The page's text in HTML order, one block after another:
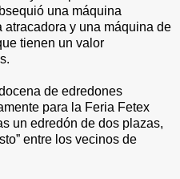
una máquina
y una máquina de
tienen un valor
de edredones
para la Feria Fetex
un edredón de dos plazas,
entre los vecinos de